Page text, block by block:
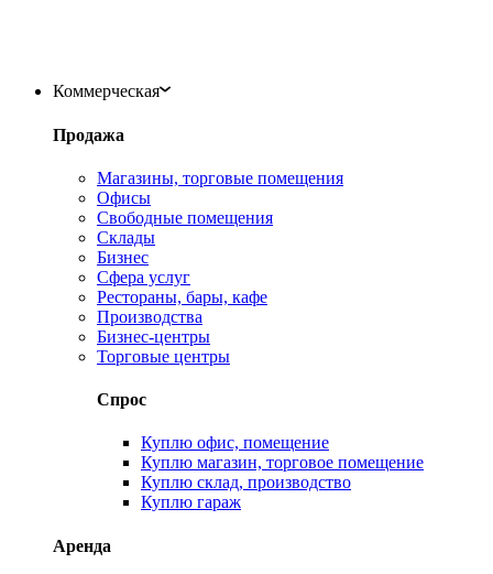
Коммерческая
Продажа
Магазины, торговые помещения
Офисы
Свободные помещения
Склады
Бизнес
Сфера услуг
Рестораны, бары, кафе
Производства
Бизнес-центры
Торговые центры
Спрос
Куплю офис, помещение
Куплю магазин, торговое помещение
Куплю склад, производство
Куплю гараж
Аренда